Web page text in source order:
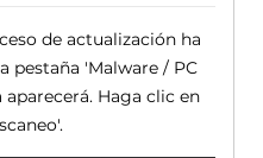
de actualización ha
pestaña 'Malware / PC
aparecerá. Haga clic en